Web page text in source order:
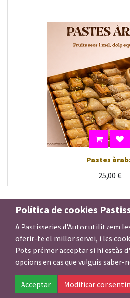
Pastes
25,00 €
Política de cookies
A Pastisseries d'Autor utilitzem
oferir-te el millor servei, i les
Pots prémer acceptar si hi estàs
opcions en cas que vulguis saber-
Acceptar Modificar